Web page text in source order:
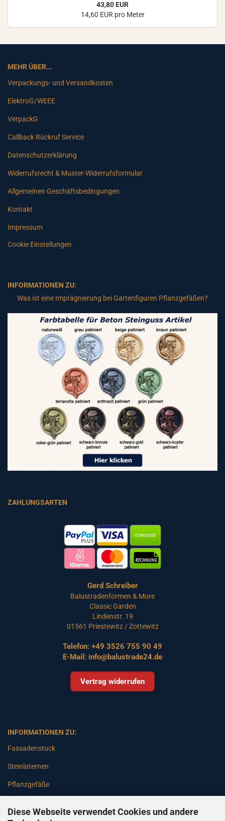
Diese Webseite verwendet Cookies und andere
43,80 EUR
14,60 EUR pro Meter
MEHR ÜBER...
Verpackungs- und Versandkosten
ElektroG/WEEE
VerpackG
Callback Rückruf Service
Datenschutzerklärung
Widerrufsrecht & Muster-Widerrufsformular
Allgemeinen Geschäftsbedingungen
Kontakt
Impressum
Cookie Einstellungen
INFORMATIONEN ZU:
Was ist eine Imprägnierung bei Gartenfiguren Pflanzgefäßen?
ZAHLUNGSARTEN
Gerd Schreiber
Balustradenformen & More
Classic Garden
Lindenstr. 19
01561 Priestewitz / Zottewitz
Telefon: +49 3526 755 90 49
E-Mail: info@balustrade24.de
Vertrag widerrufen
INFORMATIONEN ZU:
Fassadenstuck
Steinlaternen
Pflanzgefäße